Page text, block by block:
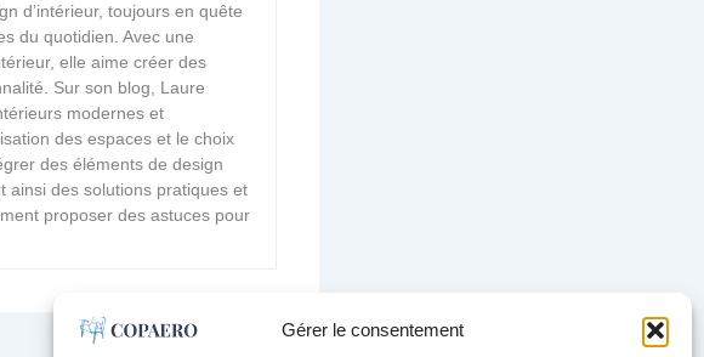
Gérer le consentement
d’intérieur, toujours en quête
du quotidien. Avec une
elle aime créer des
Sur son blog, Laure
modernes et
des espaces et le choix
des éléments de design
ainsi des solutions pratiques et
proposer des astuces pour